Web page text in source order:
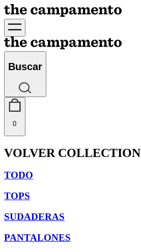
Buscar
0
VOLVER COLLECTION
TODO
TOPS
SUDADERAS
PANTALONES